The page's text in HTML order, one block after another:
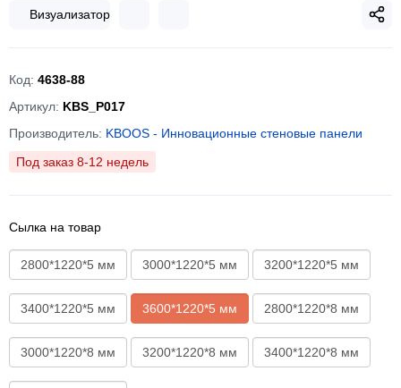
Визуализатор
Код: 4638-88
Артикул: KBS_P017
Производитель: KBOOS - Инновационные стеновые панели
Под заказ 8-12 недель
Сылка на товар
2800*1220*5 мм 3000*1220*5 мм 3200*1220*5 мм
3400*1220*5 мм 3600*1220*5 мм 2800*1220*8 мм
3000*1220*8 мм 3200*1220*8 мм 3400*1220*8 мм